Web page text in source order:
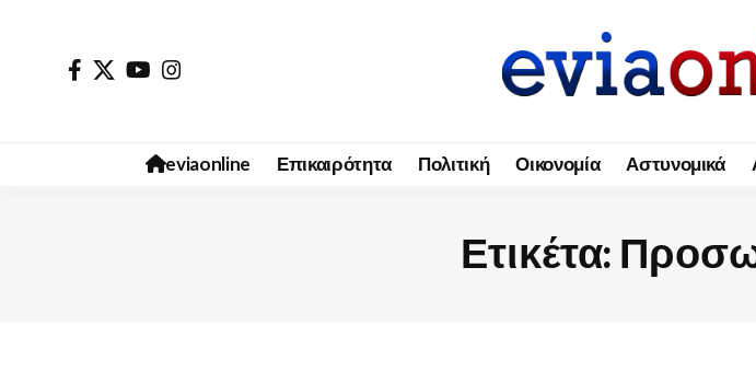
eviaonline Επικαιρότητα Πολιτική Οικονομία Αστυνομικά
Ετικέτα: